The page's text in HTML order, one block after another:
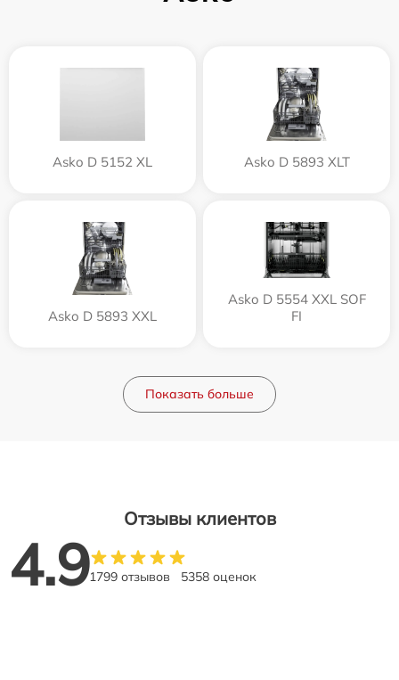
Asko D 5152 XL Asko D 5893 XLT
Asko D 5893 XXL
Asko D 5554 XXL SOF
FI
Показать больше
Отзывы клиентов
4.91799 отзывов 5358 оценок